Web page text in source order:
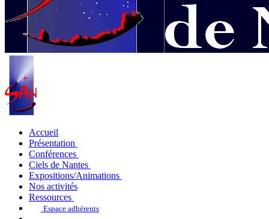
Accueil
Présentation
Conférences
Ciels de Nantes
Expositions/Animations
Nos activités
Ressources
Espace adhérents